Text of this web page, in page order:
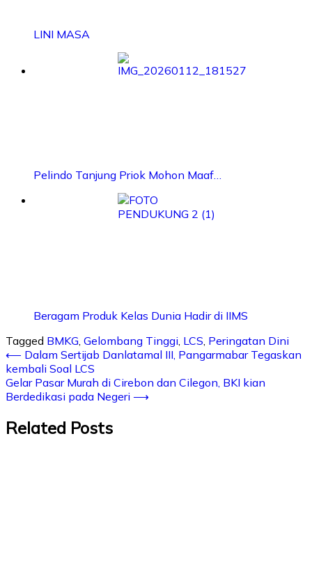
LINI MASA
Pelindo Tanjung Priok Mohon Maaf…
Beragam Produk Kelas Dunia Hadir di IIMS
Tagged BMKG, Gelombang Tinggi, LCS, Peringatan Dini
⟵ Dalam Sertijab Danlatamal III, Pangarmabar Tegaskan
kembali Soal LCS
Gelar Pasar Murah di Cirebon dan Cilegon, BKI kian
Berdedikasi pada Negeri ⟶
Related Posts